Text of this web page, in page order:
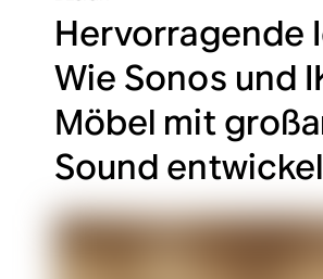
Hervorragende
Wie Sonos und
Möbel mit
Sound